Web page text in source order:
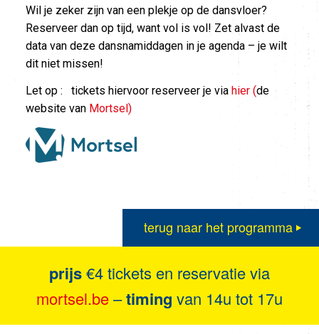
Wil je zeker zijn van een plekje op de dansvloer?
Reserveer dan op tijd, want vol is vol! Zet alvast de
data van deze dansnamiddagen in je agenda – je wilt
dit niet missen!
Let op : tickets hiervoor reserveer je via hier (de
website van Mortsel)
terug naar het programma
prijs€4 tickets en reservatie via
mortsel.be–timing van 14u tot 17u